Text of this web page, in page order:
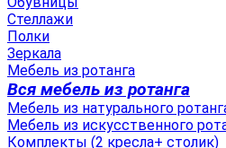
Стеллажи
Полки
Зеркала
Мебель из ротанга
Вся мебель из ротанга
Мебель из натурального
Мебель из искусственного
Комплекты (2 кресла+ столик)